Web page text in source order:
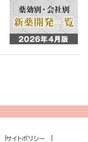
サイトポリシー